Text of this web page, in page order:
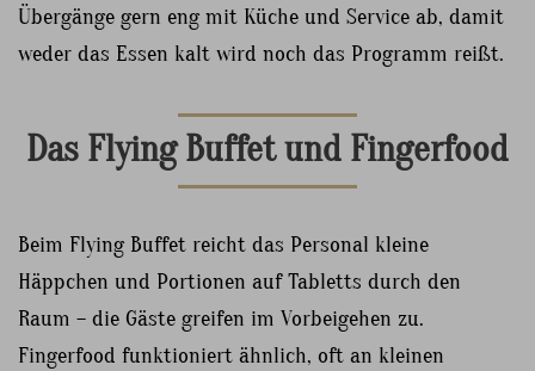
Übergänge gern eng mit Küche und Service ab, damit
weder das Essen kalt wird noch das Programm reißt.
Das Flying Buffet und Fingerfood
Beim Flying Buffet reicht das Personal kleine
Häppchen und Portionen auf Tabletts durch den
Raum – die Gäste greifen im Vorbeigehen zu.
Fingerfood funktioniert ähnlich, oft an kleinen